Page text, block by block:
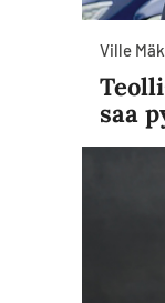
Ville
saa